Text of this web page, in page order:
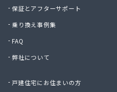
保証とアフターサポート
乗り換え事例集
FAQ
弊社について
戸建住宅にお住まいの方